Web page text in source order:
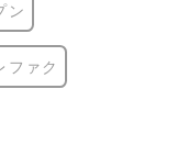
ン
ファク